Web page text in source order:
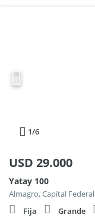
1/6
USD 29.000
Yatay 100
Almagro, Capital Federal
Fija
Grande